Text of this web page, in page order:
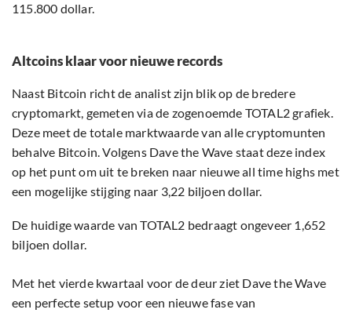
115.800 dollar.
Altcoins klaar voor nieuwe records
Naast Bitcoin richt de analist zijn blik op de bredere
cryptomarkt, gemeten via de zogenoemde TOTAL2 grafiek.
Deze meet de totale marktwaarde van alle cryptomunten
behalve Bitcoin. Volgens Dave the Wave staat deze index
op het punt om uit te breken naar nieuwe all time highs met
een mogelijke stijging naar 3,22 biljoen dollar.
De huidige waarde van TOTAL2 bedraagt ongeveer 1,652
biljoen dollar.
Met het vierde kwartaal voor de deur ziet Dave the Wave
een perfecte setup voor een nieuwe fase van